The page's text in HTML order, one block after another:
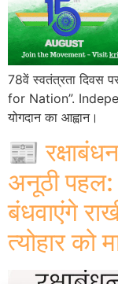
78वें स्वतंत्रता दिवस
for Nation”.
योगदान का आह्वान।
📰
अनूठी पहल:
बंधवाएंगे
त्योहार को